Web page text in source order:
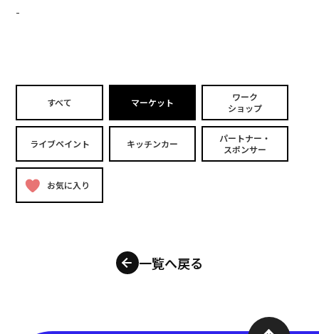
-
すべて マーケット
ワーク
ショップ
ライブペイント キッチンカー
パートナー・
スポンサー
お気に入り
一覧へ戻る